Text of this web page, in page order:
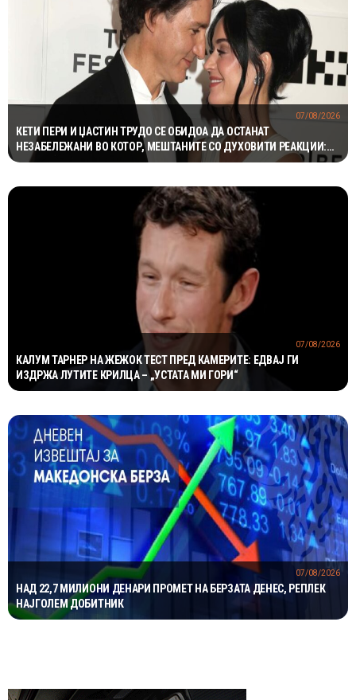
КЕТИ ПЕРИ И ЏАСТИН ТРУДО СЕ ОБИДОА ДА ОСТАНАТ
НЕЗАБЕЛЕЖАНИ ВО КОТОР, МЕШТАНИТЕ СО ДУХОВИТИ РЕАКЦИИ:
„НИКОЈ НЕ БИ ГИ ПРЕПОЗНАЛ“
07/08/2026
КАЛУМ ТАРНЕР НА ЖЕЖОК ТЕСТ ПРЕД КАМЕРИТЕ: ЕДВАЈ ГИ
ИЗДРЖА ЛУТИТЕ КРИЛЦА – „УСТАТА МИ ГОРИ“
07/08/2026
НАД 22,7 МИЛИОНИ ДЕНАРИ ПРОМЕТ НА БЕРЗАТА ДЕНЕС, РЕПЛЕК
НАЈГОЛЕМ ДОБИТНИК
07/08/2026